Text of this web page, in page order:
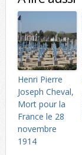
Henri Pierre
Joseph Cheval,
Mort pour la
France le 28
novembre
1914